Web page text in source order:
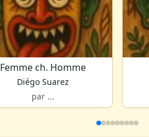
Femme ch. Homme
Diégo Suarez
par ...